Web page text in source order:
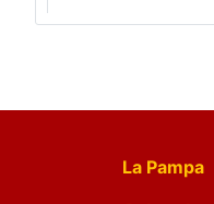
La Pampa